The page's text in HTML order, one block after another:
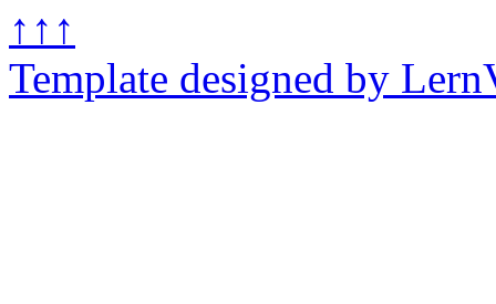
↑↑↑
Template designed by